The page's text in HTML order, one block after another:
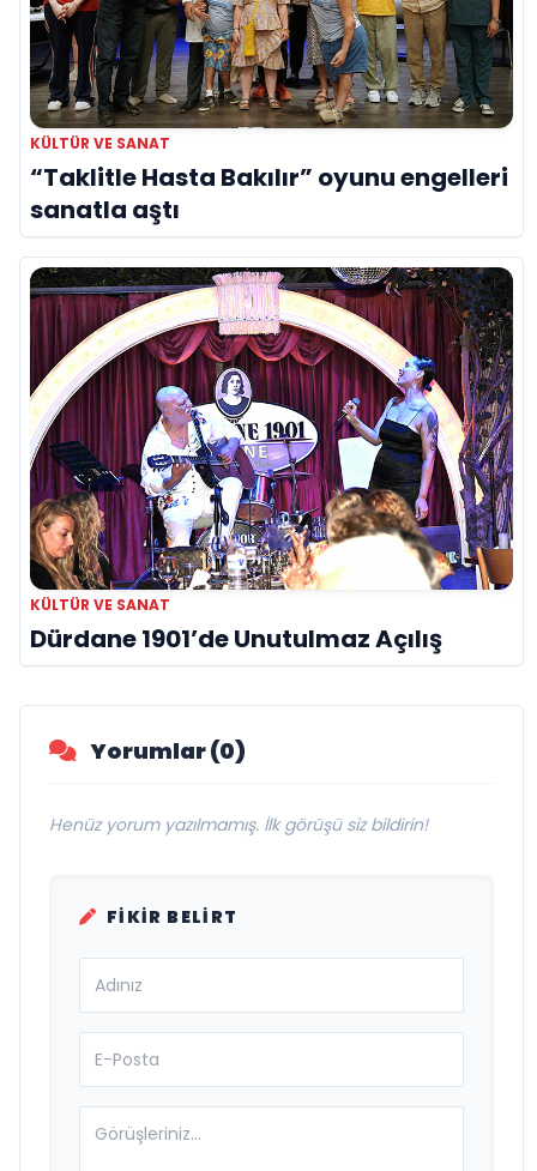
KÜLTÜR VE SANAT
“Taklitle Hasta Bakılır” oyunu engelleri
sanatla aştı
KÜLTÜR VE SANAT
Dürdane 1901’de Unutulmaz Açılış
Yorumlar (0)
Henüz yorum yazılmamış. İlk görüşü siz bildirin!
FIKIR BELIRT